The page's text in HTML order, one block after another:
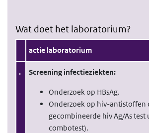
Wat doet het laboratorium?
actie laboratorium
. Screening infectieziekten:
Onderzoek op HBsAg.
Onderzoek op hiv-antistoffen
gecombineerde hiv Ag/As test
combotest).